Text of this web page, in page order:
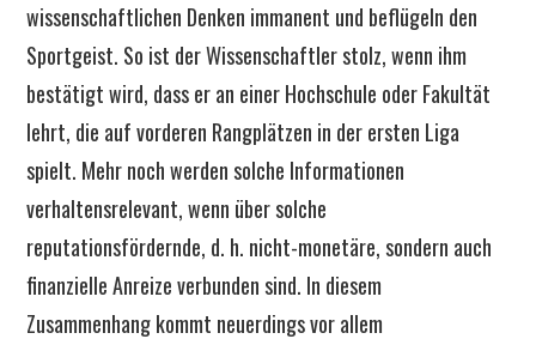
wissenschaftlichen Denken immanent und beflügeln den
Sportgeist. So ist der Wissenschaftler stolz, wenn ihm
bestätigt wird, dass er an einer Hochschule oder Fakultät
lehrt, die auf vorderen Rangplätzen in der ersten Liga
spielt. Mehr noch werden solche Informationen
verhaltensrelevant, wenn über solche
reputationsfördernde, d. h. nicht-monetäre, sondern auch
finanzielle Anreize verbunden sind. In diesem
Zusammenhang kommt neuerdings vor allem